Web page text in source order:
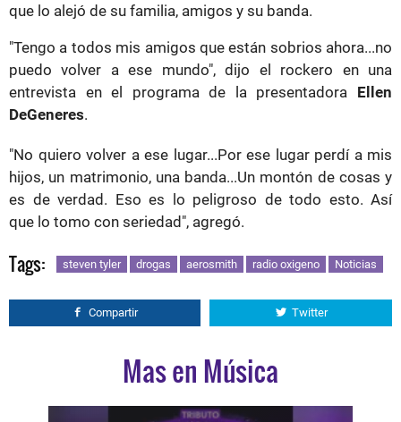
que lo alejó de su familia, amigos y su banda.
"Tengo a todos mis amigos que están sobrios ahora...no
puedo volver a ese mundo", dijo el rockero en una
entrevista en el programa de la presentadora Ellen
DeGeneres.
"No quiero volver a ese lugar...Por ese lugar perdí a mis
hijos, un matrimonio, una banda...Un montón de cosas y
es de verdad. Eso es lo peligroso de todo esto. Así
que lo tomo con seriedad", agregó.
Tags: steven tyler drogas aerosmith radio oxigeno Noticias
Compartir Twitter
Mas en Música